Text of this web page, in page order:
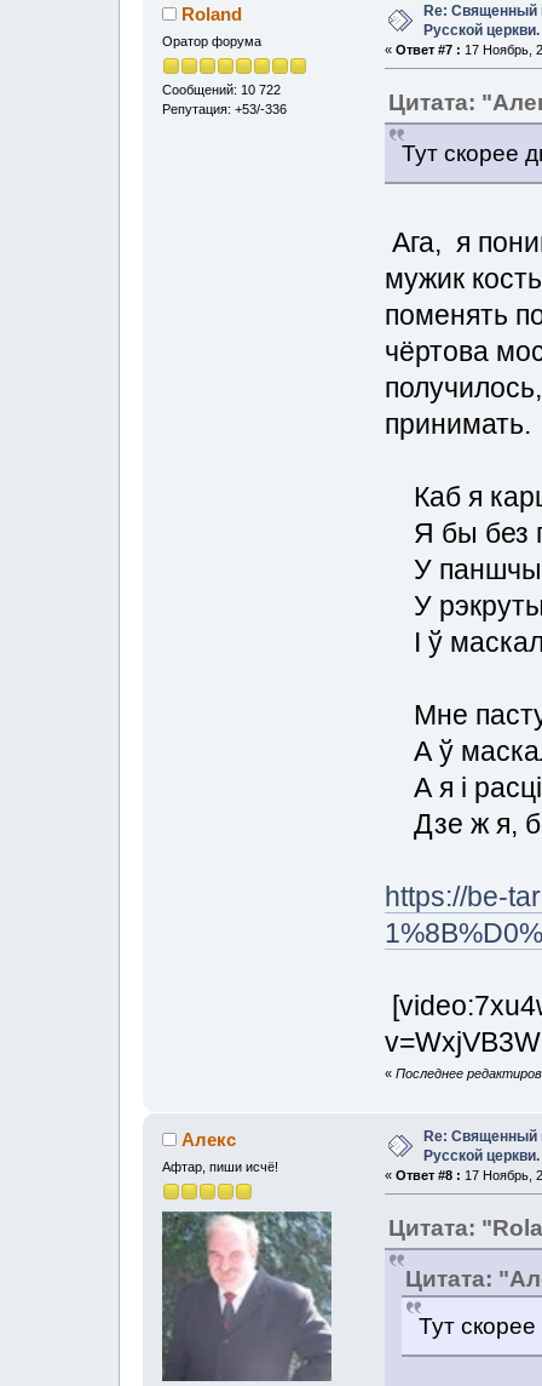
Roland
Оратор форума
Сообщений: 10 722
Репутация: +53/-336
Re: Священный
Русской церкви.
« Ответ #7 : 17 Ноябрь,
Цитата:
Тут скорее
Ага, я
мужик
поменять
чёртова
принимать.
Каб я
Я бы без
У
У рэкруты
І ў
Мне
А ў
А я і
Дзе ж я,
https://be-
« Последнее
Алeкс
Афтар, пиши исчё!
Re: Священный
Русской церкви.
« Ответ #8 : 17 Ноябрь,
Цитата:
Цитата:
Тут